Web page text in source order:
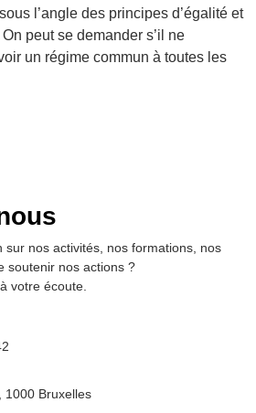
l’angle des principes d’égalité et
peut se demander s’il ne
un régime commun à toutes les
sur nos activités, nos formations, nos
soutenir nos actions ?
à votre écoute.
1000 Bruxelles